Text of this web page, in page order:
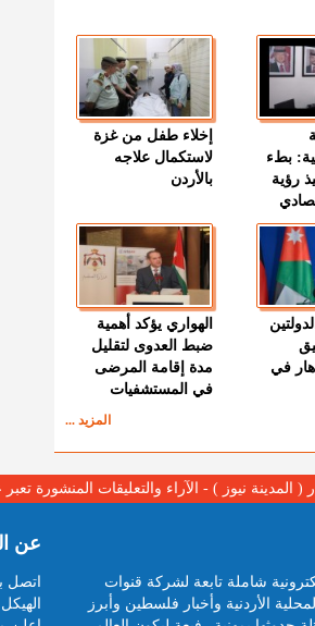
بطء
رؤية
إخلاء طفل من غزة
لاستكمال علاجه
بالأردن
في
الهواري يؤكد أهمية
ضبط العدوى لتقليل
مدة إقامة المرضى
في المستشفيات
المزيد ...
المدينة نيوز ) - الآراء والتعليقات المنشورة
شاملة تابعة لشركة قنوات
الأردنية وأخبار فلسطين وأبرز
عن
اتصل